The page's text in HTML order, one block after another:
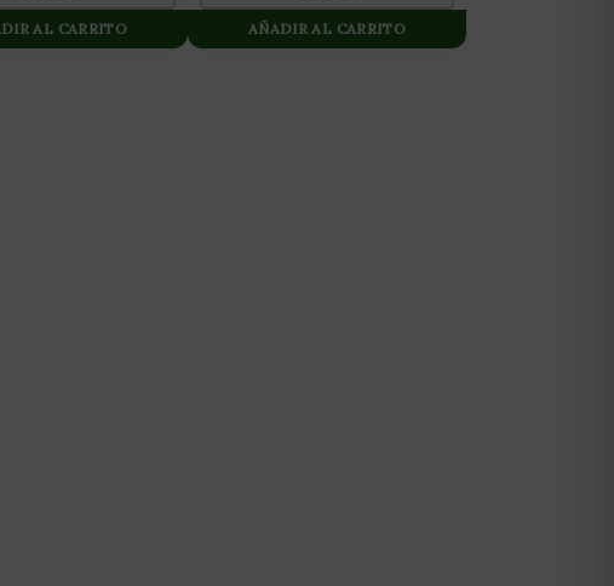
AL CARRITO AÑADIR AL CARRITO